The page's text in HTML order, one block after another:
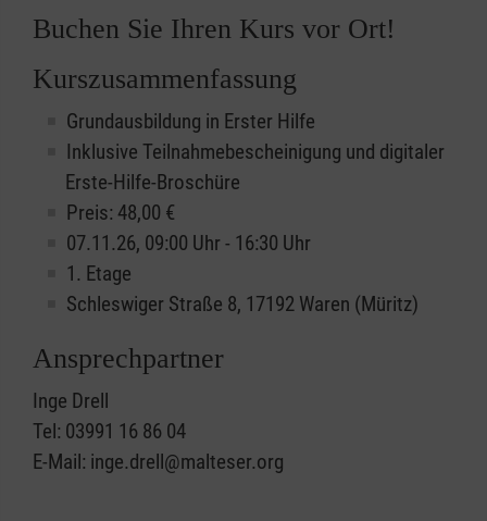
Buchen Sie Ihren Kurs vor Ort!
Kurszusammenfassung
Grundausbildung in Erster Hilfe
Inklusive Teilnahmebescheinigung und digitaler
Erste-Hilfe-Broschüre
Preis: 48,00 €
07.11.26, 09:00 Uhr - 16:30 Uhr
1. Etage
Schleswiger Straße 8, 17192 Waren (Müritz)
Ansprechpartner
Inge Drell
Tel: 03991 16 86 04
E-Mail: inge.drell@malteser.org